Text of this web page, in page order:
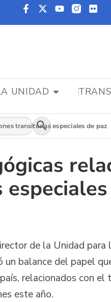
UNIDAD
Botón de
transitorias especiales de paz
de la Unidad para
balance del papel
relacionados con el
este año.